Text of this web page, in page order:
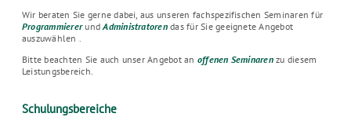
Wir beraten Sie gerne dabei, aus unseren fachspezifischen Seminaren für
ProgrammiererundAdministratorendas für Sie geeignete Angebot
auszuwählen .
Bitte beachten Sie auch unser Angebot an offenen Seminarenzu diesem
Leistungsbereich.
Schulungsbereiche